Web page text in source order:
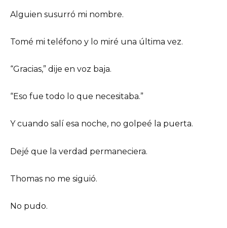
Alguien susurró mi nombre.
Tomé mi teléfono y lo miré una última vez.
“Gracias,” dije en voz baja.
“Eso fue todo lo que necesitaba.”
Y cuando salí esa noche, no golpeé la puerta.
Dejé que la verdad permaneciera.
Thomas no me siguió.
No pudo.